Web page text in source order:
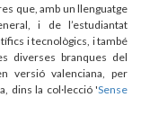
que, amb un llenguatge
i de l’estudiantat
i tecnològics, i també
diverses branques del
versió valenciana, per
dins la col·lecció 'Sense